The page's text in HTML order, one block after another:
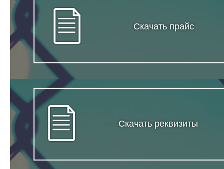
Скачать прайс
Скачать реквизиты